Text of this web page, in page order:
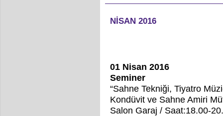
NİSAN 2016
01 Nisan 2016
Seminer
“Sahne Tekniği, Tiyatro
Kondüvit ve Sahne Amiri
Salon Garaj / Saat:18.00-